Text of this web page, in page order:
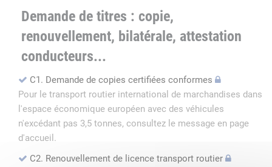
Demande de titres : copie,
renouvellement, bilatérale, attestation
conducteurs...
C1. Demande de copies certifiées conformes
Pour le transport routier international de marchandises dans
l'espace économique européen avec des véhicules
n'excédant pas 3,5 tonnes, consultez le message en page
d'accueil.
C2. Renouvellement de licence transport routier